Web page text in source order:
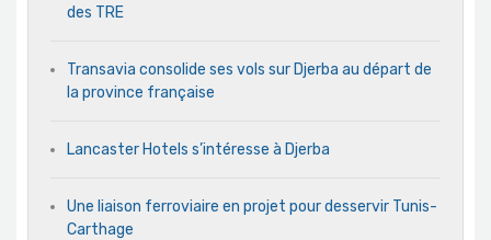
des TRE
Transavia consolide ses vols sur Djerba au départ de
la province française
Lancaster Hotels s’intéresse à Djerba
Une liaison ferroviaire en projet pour desservir Tunis-
Carthage